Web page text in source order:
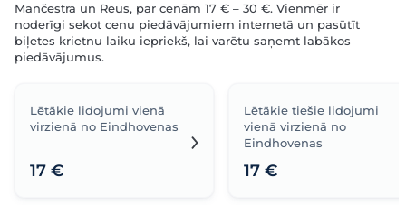
Mančestra un Reus, par cenām 17 € – 30 €. Vienmēr ir
noderīgi sekot cenu piedāvājumiem internetā un pasūtīt
biļetes krietnu laiku iepriekš, lai varētu saņemt labākos
piedāvājumus.
Lētākie lidojumi vienā
virzienā no Eindhovenas
17 €
Lētākie tiešie lidojumi
vienā virzienā no
Eindhovenas
17 €